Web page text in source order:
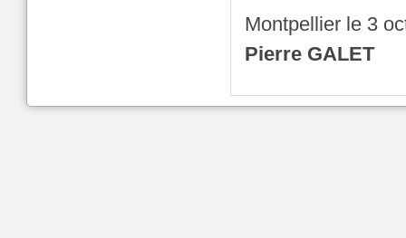
Montpellier le 3
Pierre GALET